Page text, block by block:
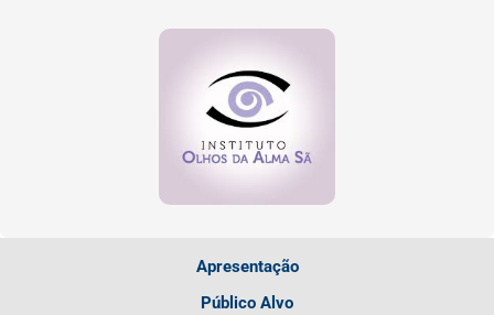
Apresentação
Público Alvo